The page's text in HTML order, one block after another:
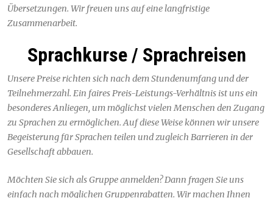
Übersetzungen. Wir freuen uns auf eine langfristige
Zusammenarbeit.
Sprachkurse / Sprachreisen
Unsere Preise richten sich nach dem Stundenumfang und der
Teilnehmerzahl. Ein faires Preis-Leistungs-Verhältnis ist uns ein
besonderes Anliegen, um möglichst vielen Menschen den Zugang
zu Sprachen zu ermöglichen. Auf diese Weise können wir unsere
Begeisterung für Sprachen teilen und zugleich Barrieren in der
Gesellschaft abbauen.
Möchten Sie sich als Gruppe anmelden? Dann fragen Sie uns
einfach nach möglichen Gruppenrabatten. Wir machen Ihnen